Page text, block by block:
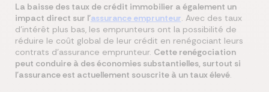
La baisse des taux de crédit immobilier a également un
impact direct sur l'assurance emprunteur . Avec des taux
d'intérêt plus bas, les emprunteurs ont la possibilité de
réduire le coût global de leur crédit en renégociant leurs
contrats d’assurance emprunteur. Cette renégociation
peut conduire à des économies substantielles, surtout si
l'assurance est actuellement souscrite à un taux élevé.